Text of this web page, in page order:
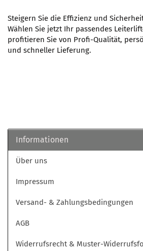
Steigern Sie die Effizienz und
Wählen Sie jetzt Ihr passendes
profitieren Sie von Profi-Qualität,
und schneller Lieferung.
Informationen
Über uns
Impressum
Versand- & Zahlungsbedingungen
AGB
Widerrufsrecht & Muster-